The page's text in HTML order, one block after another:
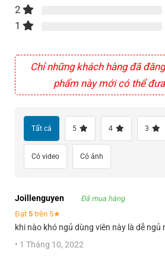
2
1
Chỉ những khách hàng đã
phẩm này mới có thể
Tất cả 5 4 3
Có video Có ảnh
Joillenguyen
Đã mua hàng
Đạt 5 trên 5★
khi nào khó ngủ dùng viên này là dễ ngủ
• 1 Tháng 10, 2022